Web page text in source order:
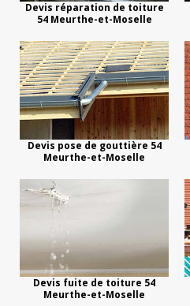
Devis réparation de toiture
54 Meurthe-et-Moselle
Devis pose de gouttière 54
Meurthe-et-Moselle
Devis fuite de toiture 54
Meurthe-et-Moselle